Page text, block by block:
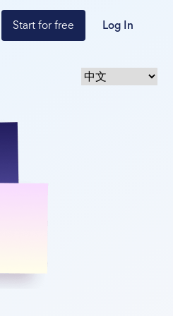
Start for free Log In